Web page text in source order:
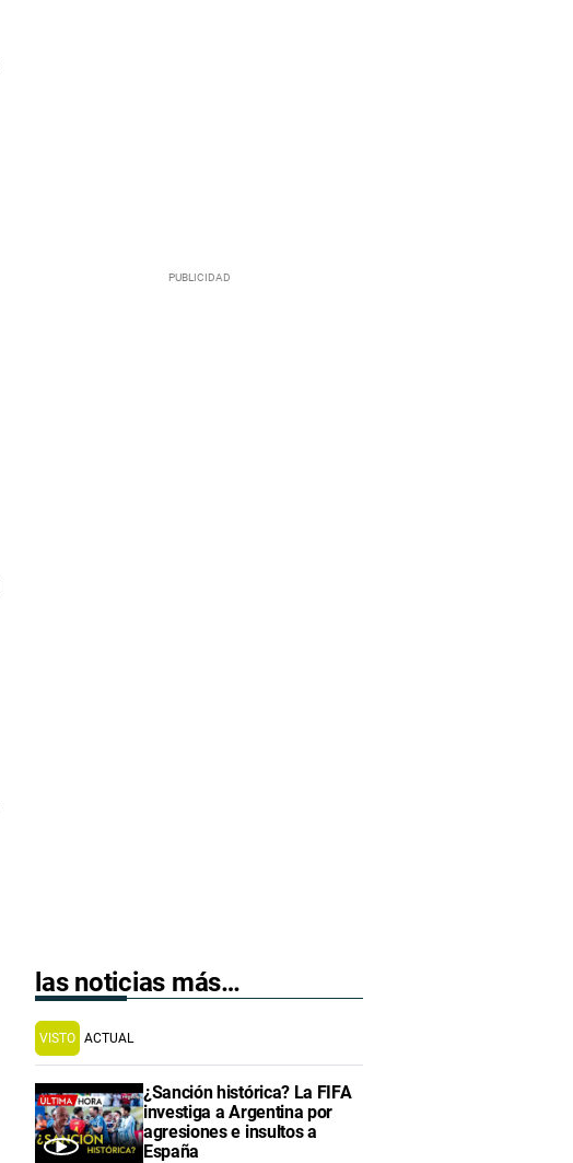
las noticias más…
VISTO ACTUAL
¿Sanción histórica? La FIFA
investiga a Argentina por
agresiones e insultos a
España